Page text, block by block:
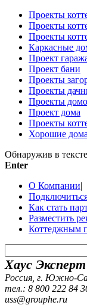
Проекты
Проекты
Проекты
Каркасные
Проект
Проект бани
Проекты
Проекты
Проекты
Проект дома
Проекты
Хорошие дома
Обнаружив в
Enter
О Компании|
Как стать
Разместить
Коттеджным
Хаус Эксперт
Россия, г. Южно-
тел.: 8 800 222 84
uss@grouphe.ru